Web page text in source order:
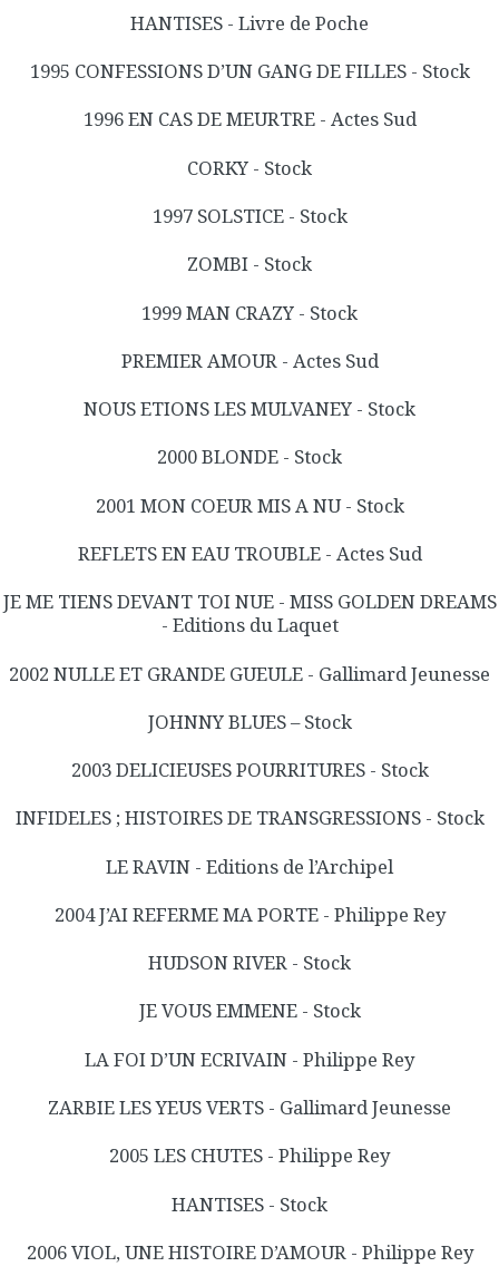
HANTISES - Livre de Poche
1995 CONFESSIONS D’UN GANG DE FILLES - Stock
1996 EN CAS DE MEURTRE - Actes Sud
CORKY - Stock
1997 SOLSTICE - Stock
ZOMBI - Stock
1999 MAN CRAZY - Stock
PREMIER AMOUR - Actes Sud
NOUS ETIONS LES MULVANEY - Stock
2000 BLONDE - Stock
2001 MON COEUR MIS A NU - Stock
REFLETS EN EAU TROUBLE - Actes Sud
JE ME TIENS DEVANT TOI NUE - MISS GOLDEN DREAMS
- Editions du Laquet
2002 NULLE ET GRANDE GUEULE - Gallimard Jeunesse
JOHNNY BLUES – Stock
2003 DELICIEUSES POURRITURES - Stock
INFIDELES ; HISTOIRES DE TRANSGRESSIONS - Stock
LE RAVIN - Editions de l’Archipel
2004 J’AI REFERME MA PORTE - Philippe Rey
HUDSON RIVER - Stock
JE VOUS EMMENE - Stock
LA FOI D’UN ECRIVAIN - Philippe Rey
ZARBIE LES YEUS VERTS - Gallimard Jeunesse
2005 LES CHUTES - Philippe Rey
HANTISES - Stock
2006 VIOL, UNE HISTOIRE D’AMOUR - Philippe Rey